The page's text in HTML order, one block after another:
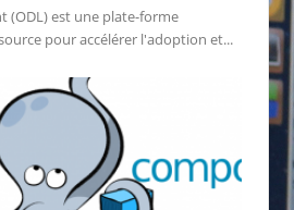
(ODL) est une plate-forme
pour accélérer l'adoption et...